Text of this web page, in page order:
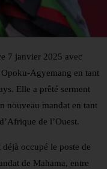
7 janvier 2025 avec
Opoku-Agyemang en tant
Elle a prêté serment
nouveau mandat en tant
de l’Ouest.
occupé le poste de
de Mahama, entre